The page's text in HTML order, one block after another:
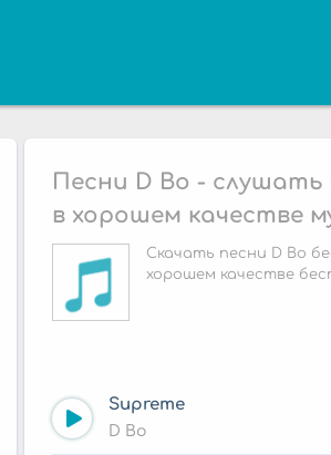
Песни D Bo -
в хорошем качестве
Скачать песни D Bo
хорошем качестве
Supreme
D Bo